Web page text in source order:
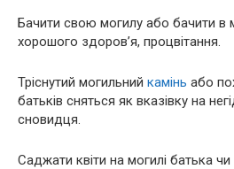
Бачити свою могилу або бачити в
хорошого здоров’я, процвітання.
Тріснутий могильний камінь або
батьків сняться як вказівку на
сновидця.
Саджати квіти на могилі батька